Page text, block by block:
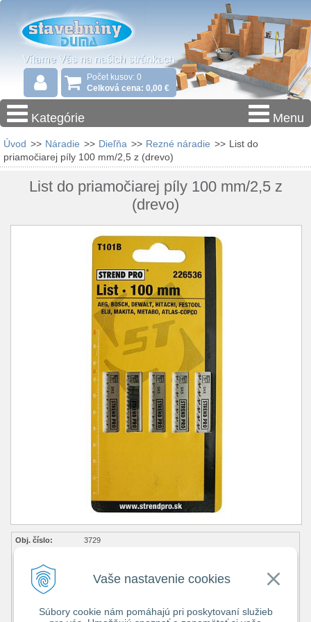
Vaše nastavenie cookies
Súbory cookie nám pomáhajú pri poskytovaní služieb
Počet kusov: 0
Celková cena: 0,00 €
Kategórie Menu
Úvod >> Náradie >> Dieľňa >> Rezné náradie >> List do
priamočiarej píly 100 mm/2,5 z (drevo)
List do priamočiarej píly 100 mm/2,5 z
(drevo)
Obj. číslo:
3729
Cena bez DPH
Cena s DPH
3,90 €
Obsah balenia:
5 bal bal